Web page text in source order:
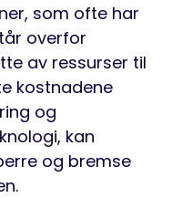
som ofte har
overfor
av ressurser til
kostnadene
og
kan
og bremse